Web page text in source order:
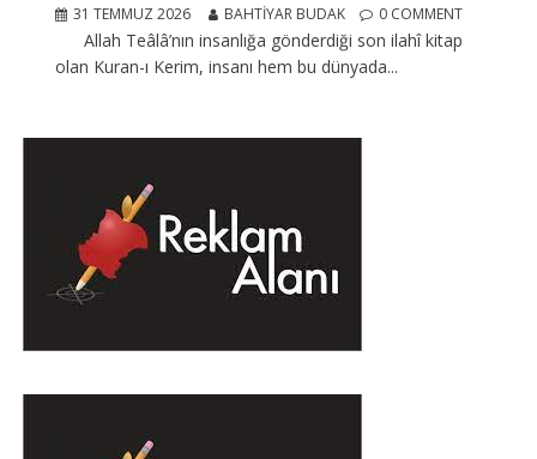
31 TEMMUZ 2026 BAHTIYAR BUDAK 0 COMMENT
Allah Teâlâ’nın insanlığa gönderdiği son ilahî kitap
olan Kuran-ı Kerim, insanı hem bu dünyada...